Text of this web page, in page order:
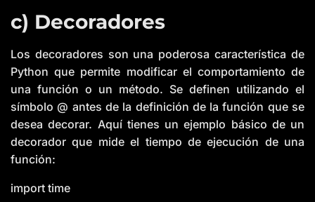
c) Decoradores
Los decoradores son una poderosa característica de
Python que permite modificar el comportamiento de
una función o un método. Se definen utilizando el
símbolo @ antes de la definición de la función que se
desea decorar. Aquí tienes un ejemplo básico de un
decorador que mide el tiempo de ejecución de una
función:
import time